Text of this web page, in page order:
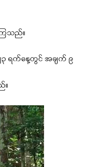
ြသည်။
ရက်နေ့တွင် အချက် ၉
။